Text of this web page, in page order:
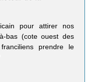
pour attirer nos
bas (cote ouest des
prendre le